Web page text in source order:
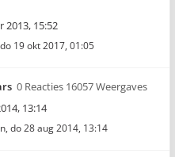
2013, 15:52
do 19 okt 2017, 01:05
0 Reacties 16057 Weergaves
13:14
, do 28 aug 2014, 13:14